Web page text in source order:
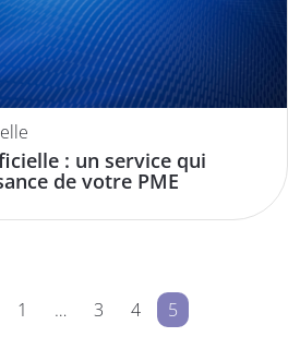
: un service qui
de votre PME
1 … 3 4 5